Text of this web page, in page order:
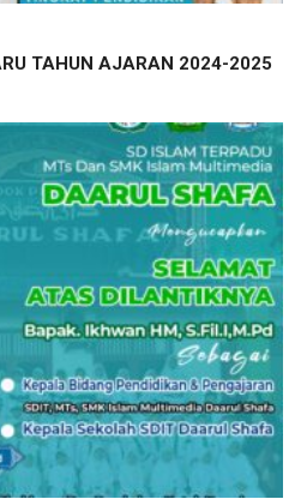
TAHUN AJARAN 2024-2025